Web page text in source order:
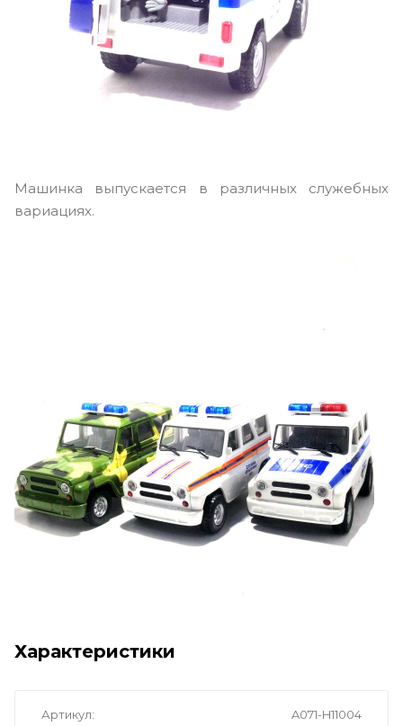
Машинка выпускается в различных служебных
вариациях.
Характеристики
Артикул
A071-H11004